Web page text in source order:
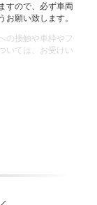
すので、必ず車両
願い致します。
の接触や車枠やフ
いては、お受けい